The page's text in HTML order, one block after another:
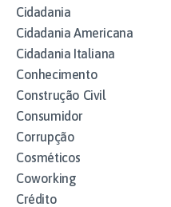
Cidadania
Cidadania Americana
Cidadania Italiana
Conhecimento
Construção Civil
Consumidor
Corrupção
Cosméticos
Coworking
Crédito